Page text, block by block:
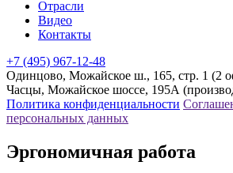
Отрасли
Видео
Контакты
+7 (495) 967-12-48
Одинцово, Можайское ш., 165, стр. 1 (2
Часцы, Можайское шоссе, 195А
Политика конфиденциальности
персональных данных
Эргономичная работа